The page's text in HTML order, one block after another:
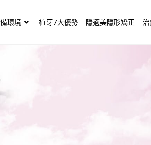
環境 植牙7大優勢 隱適美隱形矯正 治